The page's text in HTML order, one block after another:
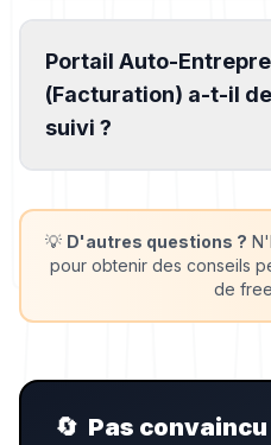
Portail Auto-
(Facturation) a-t-il
suivi ?
💡 D'autres questions ?
pour obtenir des conseils
de
🔄 Pas